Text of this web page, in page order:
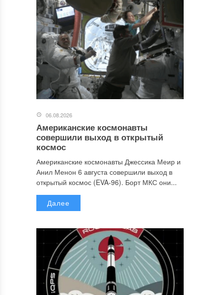
06.08.2026
Американские космонавты
совершили выход в открытый
космос
Американские космонавты Джессика Меир и
Анил Менон 6 августа совершили выход в
открытый космос (EVA-96). Борт МКС они...
Далее